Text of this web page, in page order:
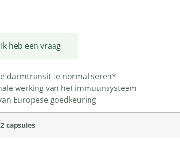
Ik heb een vraag
darmtransit te normaliseren*
werking van het immuunsysteem
Europese goedkeuring
capsules